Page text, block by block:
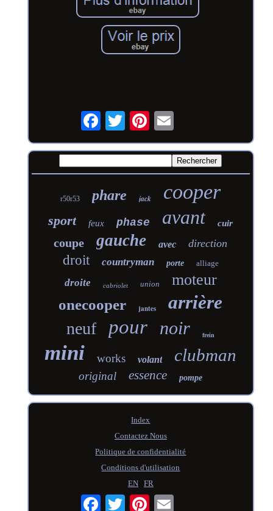
r50r53 phare jack cooper
sport feux phase avant cuir
coupe gauche avec direction
droit countryman porte alliage
droite cabriolet union moteur
onecooper jantes arrière
neuf pour noir frein
mini works volant clubman
original essence pompe
Index
Contactez Nous
Politique de confidentialité
Conditions d'utilisation
EN
FR